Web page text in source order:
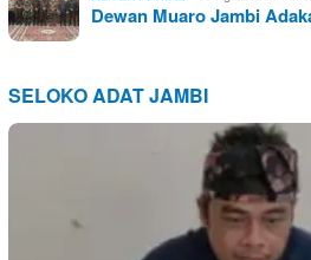
Dewan Muaro Jambi
SELOKO ADAT JAMBI